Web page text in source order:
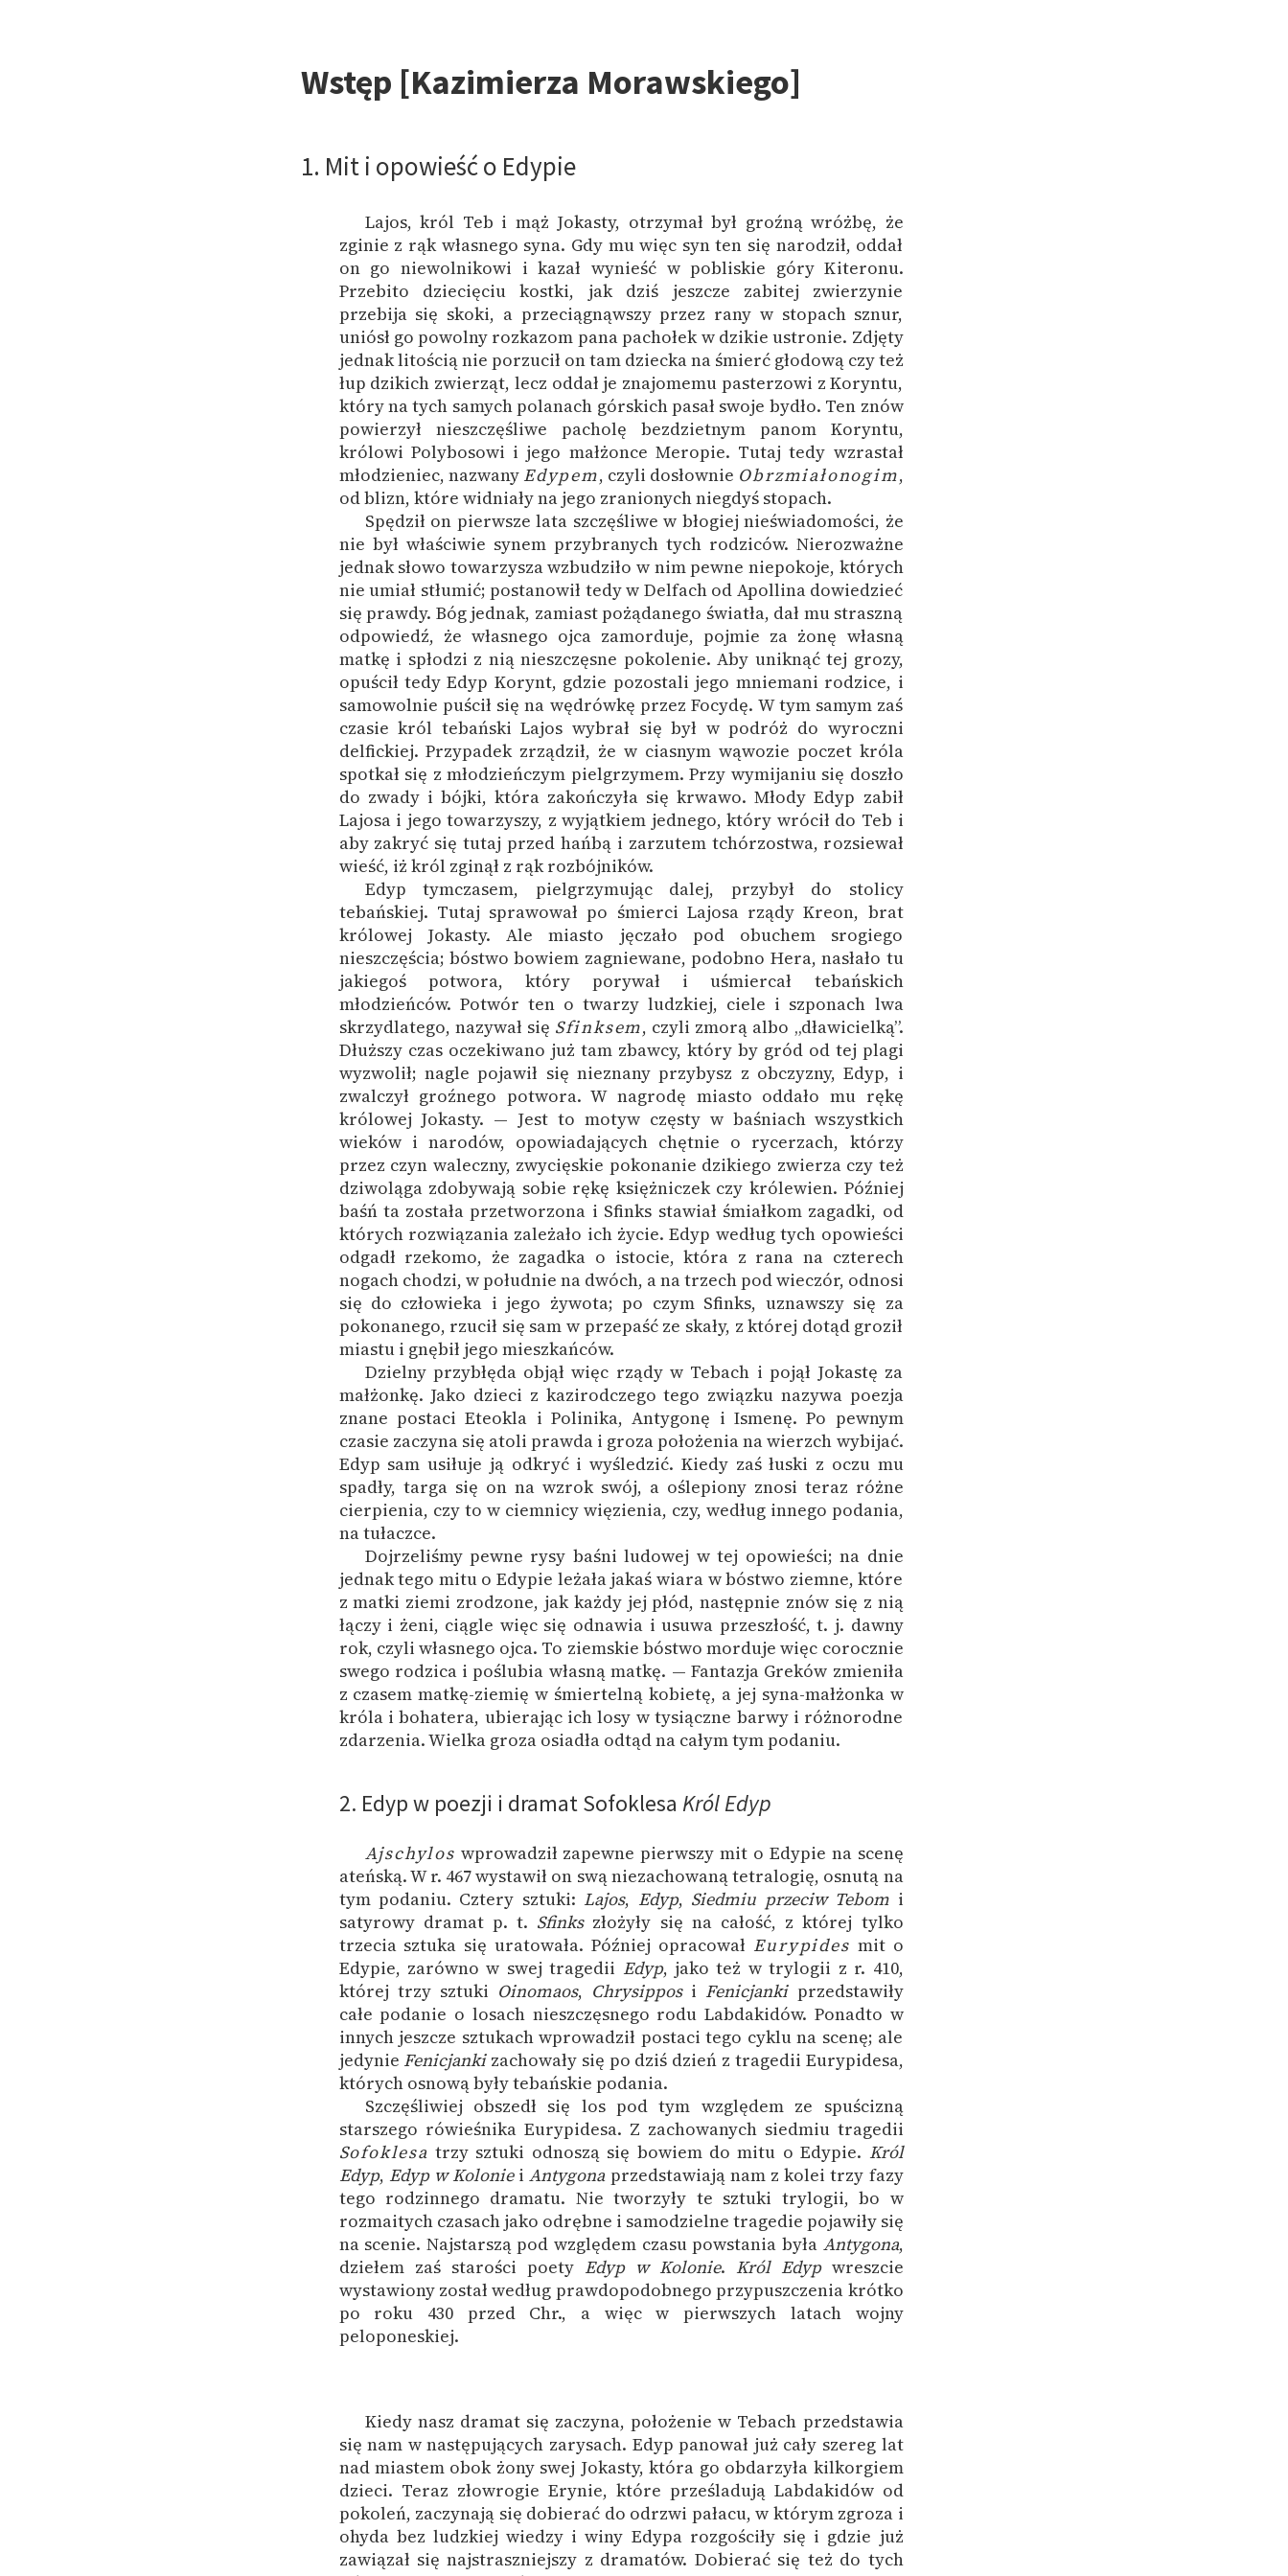
Szkoła Poezji Wolnych Lektur
Wstęp [Kazimierza Morawskiego]
1. Mit i opowieść o Edypie
Lajos, król Teb i mąż Jokasty, otrzymał był groźną wróżbę, że
zginie z rąk własnego syna. Gdy mu więc syn ten się narodził, oddał
on go niewolnikowi i kazał wynieść w pobliskie góry Kiteronu.
Przebito dziecięciu kostki, jak dziś jeszcze zabitej zwierzynie
przebija się skoki, a przeciągnąwszy przez rany w stopach sznur,
uniósł go powolny rozkazom pana pachołek w dzikie ustronie. Zdjęty
jednak litością nie porzucił on tam dziecka na śmierć głodową czy też
łup dzikich zwierząt, lecz oddał je znajomemu pasterzowi z Koryntu,
który na tych samych polanach górskich pasał swoje bydło. Ten znów
powierzył nieszczęśliwe pacholę bezdzietnym panom Koryntu,
królowi Polybosowi i jego małżonce Meropie. Tutaj tedy wzrastał
młodzieniec, nazwany Edypem, czyli dosłownie Obrzmiałonogim,
od blizn, które widniały na jego zranionych niegdyś stopach.
Spędził on pierwsze lata szczęśliwe w błogiej nieświadomości, że
nie był właściwie synem przybranych tych rodziców. Nierozważne
jednak słowo towarzysza wzbudziło w nim pewne niepokoje, których
nie umiał stłumić; postanowił tedy w Delfach od Apollina dowiedzieć
się prawdy. Bóg jednak, zamiast pożądanego światła, dał mu straszną
odpowiedź, że własnego ojca zamorduje, pojmie za żonę własną
matkę i spłodzi z nią nieszczęsne pokolenie. Aby uniknąć tej grozy,
opuścił tedy Edyp Korynt, gdzie pozostali jego mniemani rodzice, i
samowolnie puścił się na wędrówkę przez Focydę. W tym samym zaś
czasie król tebański Lajos wybrał się był w podróż do wyroczni
delfickiej. Przypadek zrządził, że w ciasnym wąwozie poczet króla
spotkał się z młodzieńczym pielgrzymem. Przy wymijaniu się doszło
do zwady i bójki, która zakończyła się krwawo. Młody Edyp zabił
Lajosa i jego towarzyszy, z wyjątkiem jednego, który wrócił do Teb i
aby zakryć się tutaj przed hańbą i zarzutem tchórzostwa, rozsiewał
wieść, iż król zginął z rąk rozbójników.
Edyp tymczasem, pielgrzymując dalej, przybył do stolicy
tebańskiej. Tutaj sprawował po śmierci Lajosa rządy Kreon, brat
królowej Jokasty. Ale miasto jęczało pod obuchem srogiego
nieszczęścia; bóstwo bowiem zagniewane, podobno Hera, nasłało tu
jakiegoś potwora, który porywał i uśmiercał tebańskich
młodzieńców. Potwór ten o twarzy ludzkiej, ciele i szponach lwa
skrzydlatego, nazywał się Sfinksem, czyli zmorą albo „dławicielką”.
Dłuższy czas oczekiwano już tam zbawcy, który by gród od tej plagi
wyzwolił; nagle pojawił się nieznany przybysz z obczyzny, Edyp, i
zwalczył groźnego potwora. W nagrodę miasto oddało mu rękę
królowej Jokasty. — Jest to motyw częsty w baśniach wszystkich
wieków i narodów, opowiadających chętnie o rycerzach, którzy
przez czyn waleczny, zwycięskie pokonanie dzikiego zwierza czy też
dziwoląga zdobywają sobie rękę księżniczek czy królewien. Później
baśń ta została przetworzona i Sfinks stawiał śmiałkom zagadki, od
których rozwiązania zależało ich życie. Edyp według tych opowieści
odgadł rzekomo, że zagadka o istocie, która z rana na czterech
nogach chodzi, w południe na dwóch, a na trzech pod wieczór, odnosi
się do człowieka i jego żywota; po czym Sfinks, uznawszy się za
pokonanego, rzucił się sam w przepaść ze skały, z której dotąd groził
miastu i gnębił jego mieszkańców.
Dzielny przybłęda objął więc rządy w Tebach i pojął Jokastę za
małżonkę. Jako dzieci z kazirodczego tego związku nazywa poezja
znane postaci Eteokla i Polinika, Antygonę i Ismenę. Po pewnym
czasie zaczyna się atoli prawda i groza położenia na wierzch wybijać.
Edyp sam usiłuje ją odkryć i wyśledzić. Kiedy zaś łuski z oczu mu
spadły, targa się on na wzrok swój, a oślepiony znosi teraz różne
cierpienia, czy to w ciemnicy więzienia, czy, według innego podania,
na tułaczce.
Dojrzeliśmy pewne rysy baśni ludowej w tej opowieści; na dnie
jednak tego mitu o Edypie leżała jakaś wiara w bóstwo ziemne, które
z matki ziemi zrodzone, jak każdy jej płód, następnie znów się z nią
łączy i żeni, ciągle więc się odnawia i usuwa przeszłość, t. j. dawny
rok, czyli własnego ojca. To ziemskie bóstwo morduje więc corocznie
swego rodzica i poślubia własną matkę. — Fantazja Greków zmieniła
z czasem matkę-ziemię w śmiertelną kobietę, a jej syna-małżonka w
króla i bohatera, ubierając ich losy w tysiączne barwy i różnorodne
zdarzenia. Wielka groza osiadła odtąd na całym tym podaniu.
2. Edyp w poezji i dramat Sofoklesa Król Edyp
Ajschylos wprowadził zapewne pierwszy mit o Edypie na scenę
ateńską. W r. 467 wystawił on swą niezachowaną tetralogię, osnutą na
tym podaniu. Cztery sztuki: Lajos, Edyp, Siedmiu przeciw Tebom i
satyrowy dramat p. t. Sfinkszłożyły się na całość, z której tylko
trzecia sztuka się uratowała. Później opracował Eurypides mit o
Edypie, zarówno w swej tragedii Edyp, jako też w trylogii z r. 410,
której trzy sztuki Oinomaos, Chrysipposi Fenicjankiprzedstawiły
całe podanie o losach nieszczęsnego rodu Labdakidów. Ponadto w
innych jeszcze sztukach wprowadził postaci tego cyklu na scenę; ale
jedynie Fenicjankizachowały się po dziś dzień z tragedii Eurypidesa,
których osnową były tebańskie podania.
Szczęśliwiej obszedł się los pod tym względem ze spuścizną
starszego rówieśnika Eurypidesa. Z zachowanych siedmiu tragedii
Sofoklesa trzy sztuki odnoszą się bowiem do mitu o Edypie. Król
Edyp, Edyp w KolonieiAntygonaprzedstawiają nam z kolei trzy fazy
tego rodzinnego dramatu. Nie tworzyły te sztuki trylogii, bo w
rozmaitych czasach jako odrębne i samodzielne tragedie pojawiły się
na scenie. Najstarszą pod względem czasu powstania była Antygona,
dziełem zaś starości poety Edyp w Kolonie. Król Edypwreszcie
wystawiony został według prawdopodobnego przypuszczenia krótko
po roku 430 przed Chr., a więc w pierwszych latach wojny
peloponeskiej.
Kiedy nasz dramat się zaczyna, położenie w Tebach przedstawia
się nam w następujących zarysach. Edyp panował już cały szereg lat
nad miastem obok żony swej Jokasty, która go obdarzyła kilkorgiem
dzieci. Teraz złowrogie Erynie, które prześladują Labdakidów od
pokoleń, zaczynają się dobierać do odrzwi pałacu, w którym zgroza i
ohyda bez ludzkiej wiedzy i winy Edypa rozgościły się i gdzie już
zawiązał się najstraszniejszy z dramatów. Dobierać się też do tych